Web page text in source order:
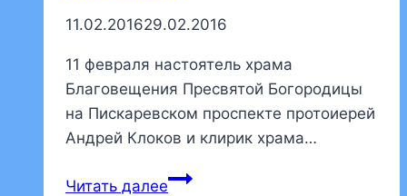
11.02.201629.02.2016
11 февраля настоятель храма
Благовещения Пресвятой Богородицы
на Пискаревском проспекте протоиерей
Андрей Клоков и клирик храма…
Читать далееПискаревский